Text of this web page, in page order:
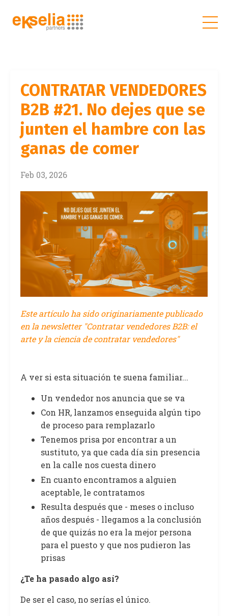
CONTRATAR VENDEDORES
B2B #21. No dejes que se
junten el hambre con las
ganas de comer
Feb 03, 2026
Este artículo ha sido originariamente publicado
en la newsletter "Contratar vendedores B2B: el
arte y la ciencia de contratar vendedores"
A ver si esta situación te suena familiar...
Un vendedor nos anuncia que se va
Con HR, lanzamos enseguida algún tipo
de proceso para remplazarlo
Tenemos prisa por encontrar a un
sustituto, ya que cada día sin presencia
en la calle nos cuesta dinero
En cuanto encontramos a alguien
aceptable, le contratamos
Resulta después que - meses o incluso
años después - llegamos a la conclusión
de que quizás no era la mejor persona
para el puesto y que nos pudieron las
prisas
¿Te ha pasado algo así?
De ser el caso, no serías el único.